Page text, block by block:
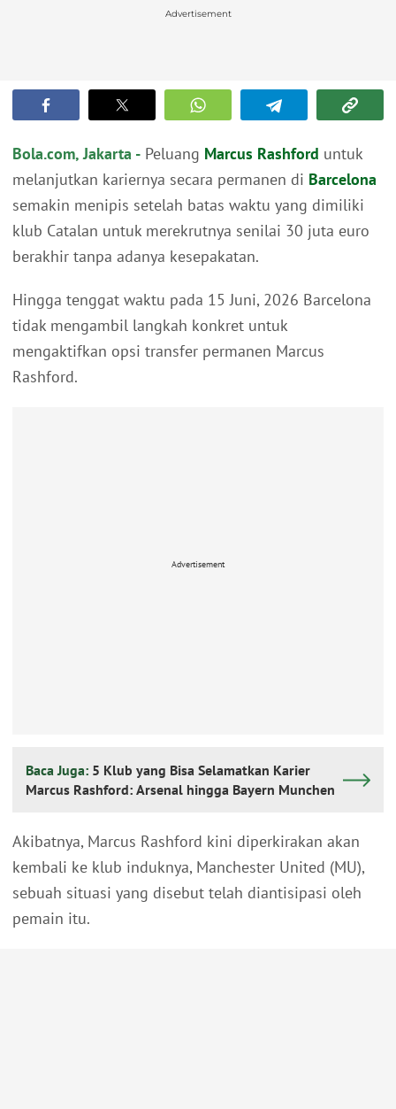
Advertisement
Bola.com, Jakarta - Peluang Marcus Rashford untuk
melanjutkan kariernya secara permanen di Barcelona
semakin menipis setelah batas waktu yang dimiliki
klub Catalan untuk merekrutnya senilai 30 juta euro
berakhir tanpa adanya kesepakatan.
Hingga tenggat waktu pada 15 Juni, 2026 Barcelona
tidak mengambil langkah konkret untuk
mengaktifkan opsi transfer permanen Marcus
Rashford.
Advertisement
Baca Juga: 5 Klub yang Bisa Selamatkan Karier
Marcus Rashford: Arsenal hingga Bayern Munchen
Akibatnya, Marcus Rashford kini diperkirakan akan
kembali ke klub induknya, Manchester United (MU),
sebuah situasi yang disebut telah diantisipasi oleh
pemain itu.